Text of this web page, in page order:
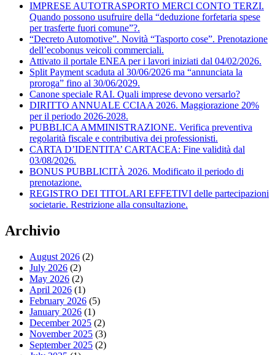
IMPRESE AUTOTRASPORTO MERCI CONTO TERZI.
Quando possono usufruire della “deduzione forfetaria spese
per trasferte fuori comune”?.
“Decreto Automotive”. Novità “Tasporto cose”. Prenotazione
dell’ecobonus veicoli commerciali.
Attivato il portale ENEA per i lavori iniziati dal 04/02/2026.
Split Payment scaduta al 30/06/2026 ma “annunciata la
proroga” fino al 30/06/2029.
Canone speciale RAI. Quali imprese devono versarlo?
DIRITTO ANNUALE CCIAA 2026. Maggiorazione 20%
per il periodo 2026-2028.
PUBBLICA AMMINISTRAZIONE. Verifica preventiva
regolarità fiscale e contributiva dei professionisti.
CARTA D’IDENTITA’ CARTACEA: Fine validità dal
03/08/2026.
BONUS PUBBLICITÀ 2026. Modificato il periodo di
prenotazione.
REGISTRO DEI TITOLARI EFFETIVI delle partecipazioni
societarie. Restrizione alla consultazione.
Archivio
August 2026 (2)
July 2026 (2)
May 2026 (2)
April 2026 (1)
February 2026 (5)
January 2026 (1)
December 2025 (2)
November 2025 (3)
September 2025 (2)